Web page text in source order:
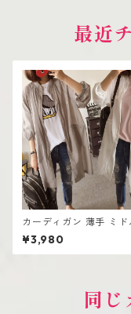
最近
カーディガン 薄手 ミド
国風 UV対策
¥3,980
同じ